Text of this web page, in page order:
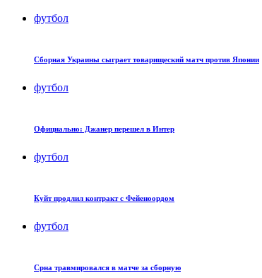
футбол
Сборная Украины сыграет товарищеский матч против Японии
футбол
Официально: Джанер перешел в Интер
футбол
Куйт продлил контракт с Фейеноордом
футбол
Cрна травмировался в матче за сборную